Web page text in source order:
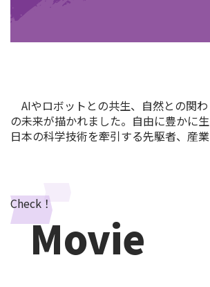
AIやロボットとの共生、自然との関
の未来が描かれました。自由に豊かに
日本の科学技術を牽引する先駆者、産
Check！
Movie